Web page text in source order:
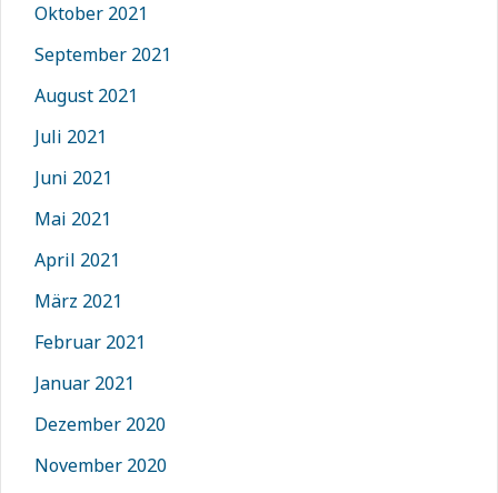
Oktober 2021
September 2021
August 2021
Juli 2021
Juni 2021
Mai 2021
April 2021
März 2021
Februar 2021
Januar 2021
Dezember 2020
November 2020